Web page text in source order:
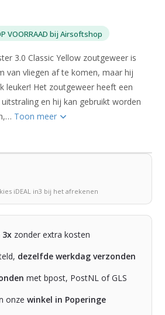
VOORRAAD bij Airsoftshop
3.0 Classic Yellow zoutgeweer is
van vliegen af te komen, maar hij
leuker! Het zoutgeweer heeft een
en hij kan gebruikt worden
Toon meer
iDEAL in3 bij het afrekenen
3x zonder extra kosten
dezelfde werkdag verzonden
met bpost, PostNL of GLS
onzewinkel in Poperinge